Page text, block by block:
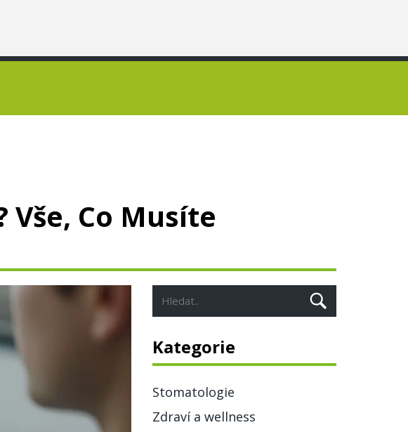
Vše, Co Musíte
Kategorie
Stomatologie
Zdraví a wellness